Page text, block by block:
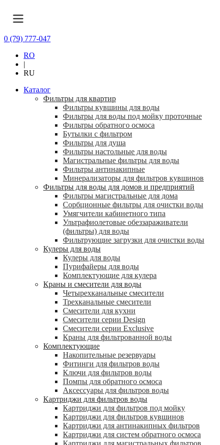
0 (79) 777-047
RO
|
RU
Каталог
Фильтры для квартир
Фильтры кувшины для воды
Фильтры для воды под мойку проточные
Фильтры обратного осмоса
Бутылки с фильтром
Фильтры для душа
Фильтры настольные для воды
Магистральные фильтры для воды
Фильтры антинакипные
Минерализаторы для фильтров кувшинов
Фильтры для воды для домов и предприятий
Фильтры магистральные для дома
Сорбционные фильтры для очистки воды
Умягчители кабинетного типа
Ультрафиолетовые обеззараживатели
(фильтры) для воды
Фильтрующие загрузки для очистки воды
Кулеры для воды
Кулеры для воды
Пурифайеры для воды
Комплектующие для кулера
Краны и смесители для воды
Четырехканальные смесители
Трехканальные смесители
Смесители для кухни
Смесители серии Design
Смесители серии Exclusive
Краны для фильтрованной воды
Комплектующие
Накопительные резервуары
Фитинги для фильтров воды
Ключи для фильтров воды
Помпы для обратного осмоса
Аксессуары для фильтров воды
Картриджи для фильтров воды
Картриджи для фильтров под мойку
Картриджи для фильтров кувшинов
Картриджи для антинакипных фильтров
Картриджи для систем обратного осмоса
Картриджи для магистральных фильтров